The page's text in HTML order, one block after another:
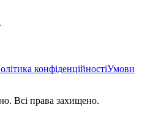
конфіденційностіУмови
Всі права захищено.